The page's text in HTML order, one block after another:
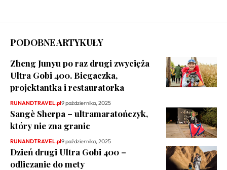
PODOBNE ARTYKUŁY
Zheng Junyu po raz drugi zwycięża
Ultra Gobi 400. Biegaczka,
projektantka i restauratorka
RUNANDTRAVEL.pl9 października, 2025
Sangè Sherpa – ultramaratończyk,
który nie zna granic
RUNANDTRAVEL.pl9 października, 2025
Dzień drugi Ultra Gobi 400 –
odliczanie do mety